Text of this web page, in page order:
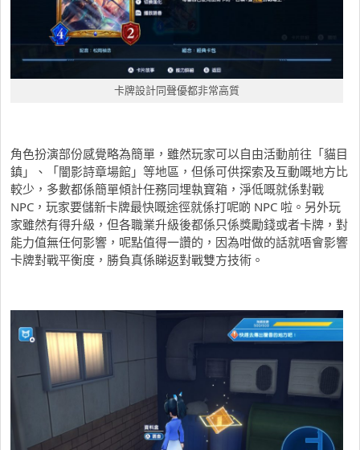
卡牌設計同聲優都非常高質
角色扮演部份感覺略為簡單，雖然玩家可以自由活動前往「貓目
鎮」、「闇影詩章場館」等地區，但係可供探索及互動嘅地方比
較少，多數都係簡單傾計任務同埋執寶箱，淨低嘅就係對戰
NPC，玩家要儲新卡牌最快嘅途徑就係打呢啲 NPC 啦。另外玩
家雖然有得升級，但各職業升級後都係只係獎勵錢或者卡牌，對
能力值無任何影響，呢點值得一讚的，因為咁做的話就唔會影響
卡牌對戰平衡度，勝負真係睇返對戰雙方技術。